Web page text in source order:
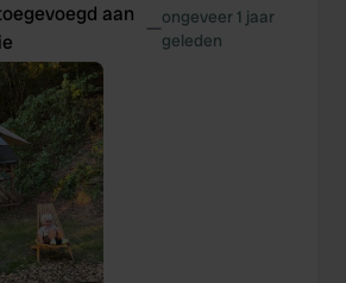
aan
—ongeveer 1 jaar
geleden